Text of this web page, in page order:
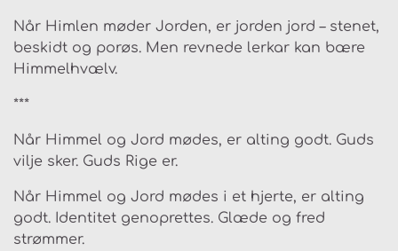
Når Himlen møder Jorden, er jorden jord – stenet,
beskidt og porøs. Men revnede lerkar kan bære
Himmelhvælv.
***
Når Himmel og Jord mødes, er alting godt. Guds
vilje sker. Guds Rige er.
Når Himmel og Jord mødes i et hjerte, er alting
godt. Identitet genoprettes. Glæde og fred
strømmer.